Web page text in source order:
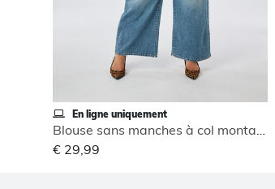
En ligne uniquement
Blouse sans manches à col montant
€ 29,99